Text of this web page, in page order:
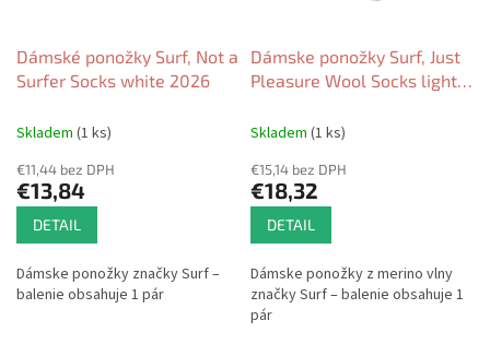
o
v
d
u
t
v
Dámské ponožky Surf, Not a
Surfer Socks white 2026
Skladem (1 ks)
€11,44 bez DPH
€13,84
DETAIL
Dámske ponožky značky Surf –
balenie obsahuje 1 pár
Dámske ponožky Surf, Just
Pleasure Wool Socks light
Skladem (1 ks)
€15,14 bez DPH
€18,32
DETAIL
Dámske ponožky z merino vlny
značky Surf – balenie obsahuje 1
pár